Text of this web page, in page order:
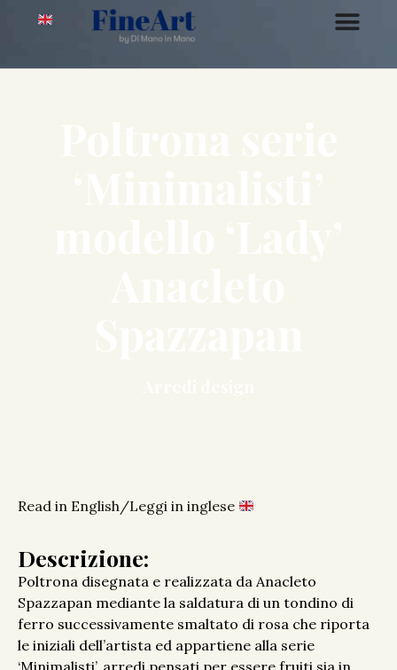
Read in English/Leggi in inglese
Descrizione:
Poltrona disegnata e realizzata da Anacleto
Spazzapan mediante la saldatura di un tondino di
ferro successivamente smaltato di rosa che riporta
le iniziali dell’artista ed appartiene alla serie
‘Minimalisti’, arredi pensati per essere fruiti sia in